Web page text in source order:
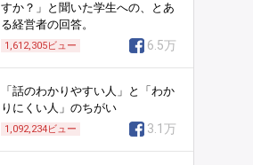
すか？」と聞いた学生への、とあ
る経営者の回答。
1,612,305ビュー 6.5万
「話のわかりやすい人」と「わか
りにくい人」のちがい
1,092,234ビュー 3.1万